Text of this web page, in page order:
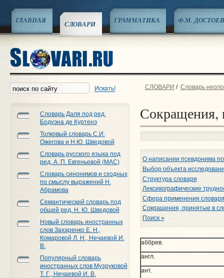
ГЛАВНАЯ СЛОВАРИ ГРАММАТИКА Ф.М.
Искать!
Словарь Даля под ред.
Бодуэна де Куртенэ
Толковый словарь С.И.
Ожегова и Н.Ю. Шведовой
Словарь русского языка под
ред. А. П. Евгеньевой (МАС)
Словарь синонимов и сходных
по смыслу выражений Н.
Абрамова
Семантический словарь под
общей ред. Н. Ю. Шведовой
Новый словарь иностранных
слов Захаренко Е. Н.,
Комаровой Л. Н., Нечаевой И.
В.
Популярный словарь
иностранных слов Музруковой
Т. Г., Нечаевой И. В.
СЛОВАРИ / Словарь
Сокращения,
О написании псевдонима
Выбор объекта
Структура словаря
Лексикографические
Сфера применения словаря
Сокращения, принятые в
Поиск »
аббрев.
англ.
ант.